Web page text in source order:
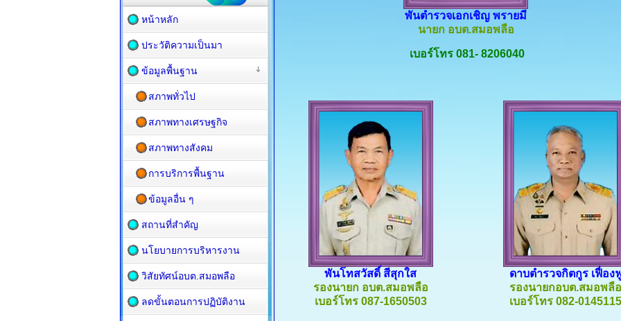
พันตำรวจเอกเชิญ พรายมี
นายก อบต.สมอพลือ
เบอร์โทร 081- 8206040
พันโทสวัสดิ์ สีสุกใส
รองนายก อบต.สมอพลือ
เบอร์โทร 087-1650503
ดาบตำรวจกิตกูร เฟื่อง
รองนายกอบต.สมอพลือ
เบอร์โทร 082-0145115
หน้าหลัก
ประวัติความเป็นมา
ข้อมูลพื้นฐาน
สภาพทั่วไป
สภาพทางเศรษฐกิจ
สภาพทางสังคม
การบริการพื้นฐาน
ข้อมูลอื่น ๆ
สถานที่สำคัญ
นโยบายการบริหารงาน
วิสัยทัศน์อบต.สมอพลือ
ลดขั้นตอนการปฏิบัติงาน